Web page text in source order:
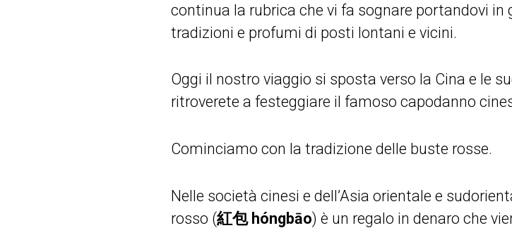
continua la rubrica che vi fa sognare portandovi in
tradizioni e profumi di posti lontani e vicini.
Oggi il nostro viaggio si sposta verso la Cina e le
ritroverete a festeggiare il famoso capodanno
Cominciamo con la tradizione delle buste rosse.
Nelle società cinesi e dell’Asia orientale e
rosso (紅包 hóngbāo) è un regalo in denaro che